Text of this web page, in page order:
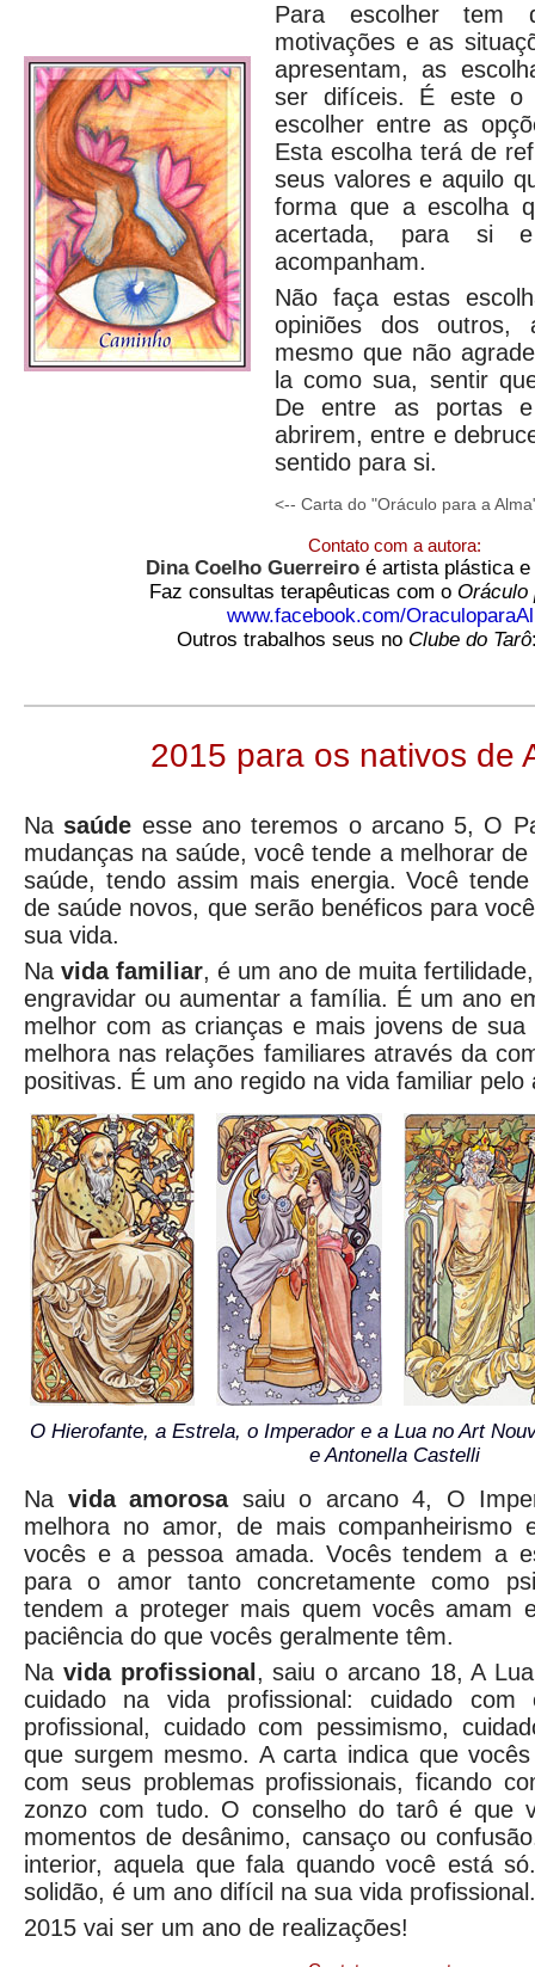
Para escolher tem
motivações e as
apresentam, as
ser difíceis. É este o
escolher entre as
Esta escolha terá de
seus valores e aquilo
forma que a escolha
acertada, para si
acompanham.
Não faça estas
opiniões dos
mesmo que não
la como sua, sentir
De entre as portas
abrirem, entre e
sentido para si.
<-- Carta do "Oráculo para a
Contato com a autora:
Dina Coelho Guerreiro é artista plástica
Faz consultas terapêuticas com o Oráculo
www.facebook.com/
Outros trabalhos seus no Clube do Tarô
2015 para os nativos de
Na saúde esse ano teremos o arcano 5, O
mudanças na saúde, você tende a melhorar
saúde, tendo assim mais energia. Você
de saúde novos, que serão benéficos para
sua vida.
Na vida familiar, é um ano de muita
engravidar ou aumentar a família. É um ano
melhor com as crianças e mais jovens de
melhora nas relações familiares através da
positivas. É um ano regido na vida familiar pelo
O Hierofante, a Estrela, o Imperador e a Lua no Art
e Antonella Castelli
Na vida amorosasaiu o arcano 4, O
melhora no amor, de mais companheirismo
vocês e a pessoa amada. Vocês tendem a
para o amor tanto concretamente como
tendem a proteger mais quem vocês amam
paciência do que vocês geralmente têm.
Na vida profissional , saiu o arcano 18, A
cuidado na vida profissional: cuidado
profissional, cuidado com pessimismo,
que surgem mesmo. A carta indica que
com seus problemas profissionais, ficando
zonzo com tudo. O conselho do tarô é que
momentos de desânimo, cansaço ou
interior, aquela que fala quando você está
solidão, é um ano difícil na sua vida profissional.
2015 vai ser um ano de realizações!